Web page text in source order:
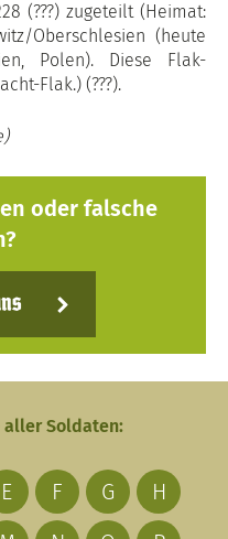
(???) zugeteilt (Heimat:
Oberschlesien (heute
Polen). Diese Flak-
Flak.) (???).
oder falsche
Soldaten:
E F G
H